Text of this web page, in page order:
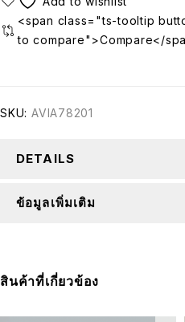
<span class="ts-tooltip
to compare">Compare</
SKU: AVIA78201
DETAILS
ข้อมูลเพิ่มเติม
สินค้าที่เกี่ยวข้อง